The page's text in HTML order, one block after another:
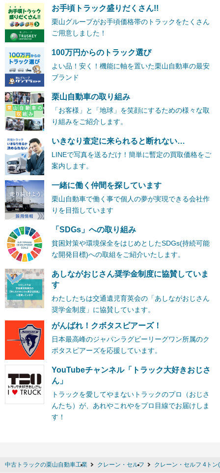
お手頃トラック盛りだくさん!!
栗山グループがお手頃価格帯のトラックをたくさん
ご用意しました！
100万円からのトラック選び
よい品！安く！機能に軸を置いた栗山自動車の最安
ブランド
栗山自動車の取り組み
「お客様」と「地球」を笑顔にするための様々な取
り組みをご紹介します。
いきなり査定に来られると断れない…
LINEで写真を送るだけ！簡単に暫定の買取価格をご
案内します。
一緒に働く仲間を探しています
栗山自動車で働く事で個人の夢が実現できる会社作
りを目指しています
「SDGs」への取り組み
貧困対策や環境保全をはじめとしたSDGs(持続可能
な開発目標)への取組をご紹介いたします。
あしながおじさん奨学金制度に協賛していま
す
わたしたちは交通遺児育英会の「あしながおじさん
奨学金制度」に協賛しています。
がんばれ！クボタスピアーズ！
日本最高峰のジャパンラグビーリーグワン所属のク
ボタスピアーズを応援しています。
YouTubeチャンネル「トラック大好きおじさ
ん」
トラックを愛してやまないトラックのプロ（おじさ
んたち）が、あれやこれやをプロ目線でお届けしま
す！
中古トラックの栗山自動車工業 クレーン・セルフ クレーン・セルフ 4トン